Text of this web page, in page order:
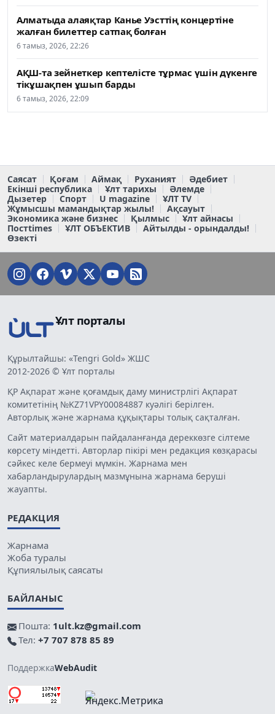
Алматыда алаяқтар Канье Уэсттің концертіне
жалған билеттер сатпақ болған
6 тамыз, 2026, 22:26
АҚШ-та зейнеткер кептелісте тұрмас үшін дүкенге
тікұшақпен ұшып барды
6 тамыз, 2026, 22:09
Саясат Қоғам Аймақ Руханият
Әдебиет
Екінші республика
Ұлт тарихы
Әлемде
Дызетер
Спорт U magazine
ҰЛТ TV
Жұмысшы мамандықтар жылы!
Ақсауыт
Экономика және бизнес
Қылмыс
Ұлт айнасы
Постtimes
ҰЛТ ОБЪЕКТИВ
Айтылды - орындалды!
Өзекті
Ұлт порталы
Құрылтайшы: «Tengri Gold» ЖШС
2012-2026 © Ұлт порталы
ҚР Ақпарат және қоғамдық даму министрлігі Ақпарат
комитетінің №KZ71VPY00084887 куәлігі берілген.
Авторлық және жарнама құқықтары толық сақталған.
Сайт материалдарын пайдаланғанда дереккөзге сілтеме
көрсету міндетті. Авторлар пікірі мен редакция көзқарасы
сәйкес келе бермеуі мүмкін. Жарнама мен
хабарландырулардың мазмұнына жарнама беруші
жауапты.
РЕДАКЦИЯ
Жарнама
Жоба туралы
Құпиялылық саясаты
БАЙЛАНЫС
Пошта: 1ult.kz@gmail.com
Тел: +7 707 878 85 89
ПоддержкаWebAudit